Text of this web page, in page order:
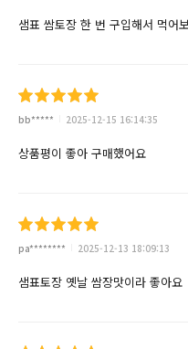
샘표 쌈토장 한 번 구입해서 먹어
bb***** 2025-12-15 16:14:35
상품평이 좋아 구매했어요
pa******** 2025-12-13 18:09:13
샘표토장 옛날 쌈장맛이라 좋아요